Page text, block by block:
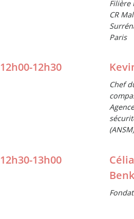
Filière
CR
Paris
12h00-12h30
Chef
12h30-13h00